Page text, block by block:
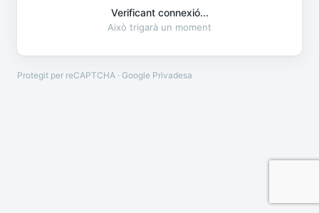
Verificant connexió...
Això trigarà un moment
Protegit per reCAPTCHA · Google Privadesa